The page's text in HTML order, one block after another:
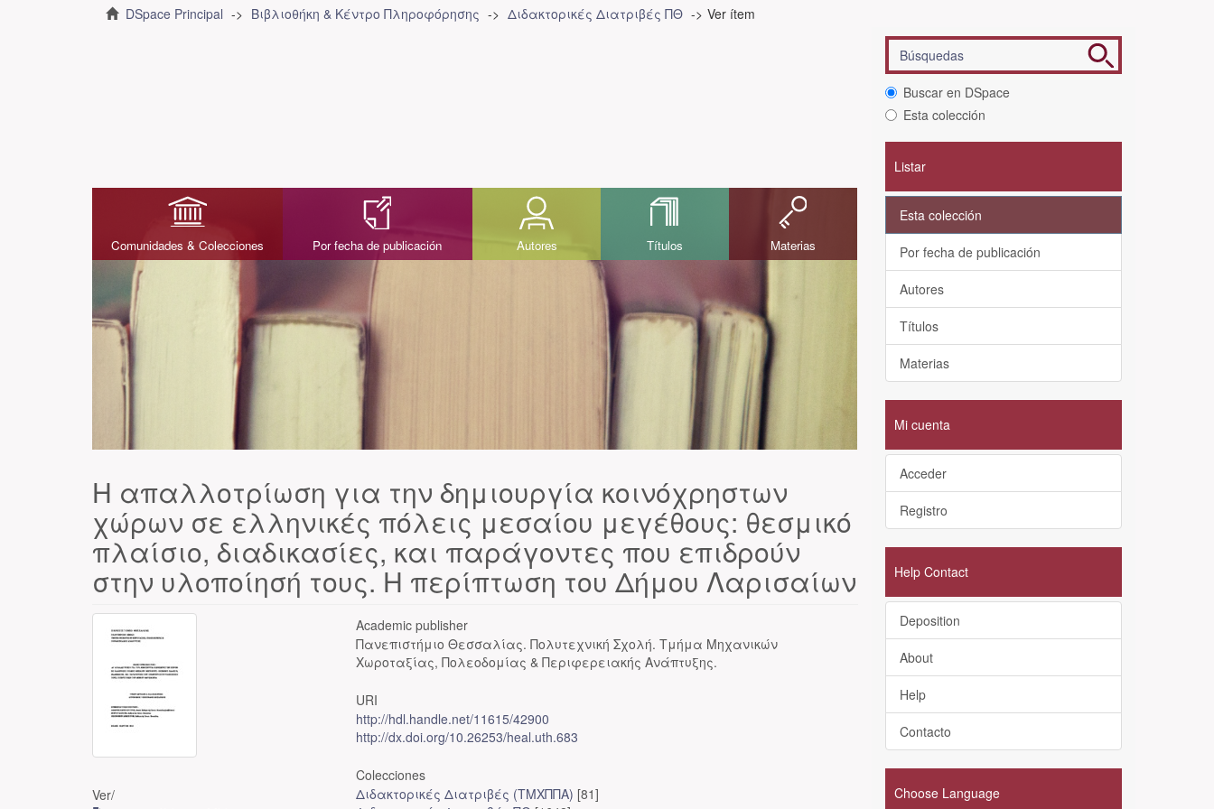
DSpace Principal Βιβλιοθήκη & Κέντρο Πληροφόρησης Διδακτορικές Διατριβές ΠΘ Ver ítem
Comunidades & Colecciones Por fecha de publicación Autores Títulos Materias
Η απαλλοτρίωση για την δημιουργία κοινόχρηστων
χώρων σε ελληνικές πόλεις μεσαίου μεγέθους: θεσμικό
πλαίσιο, διαδικασίες, και παράγοντες που επιδρούν
στην υλοποίησή τους. Η περίπτωση του Δήμου Λαρισαίων
Ver/
Academic publisher
Πανεπιστήμιο Θεσσαλίας. Πολυτεχνική Σχολή. Τμήμα Μηχανικών
Χωροταξίας, Πολεοδομίας & Περιφερειακής Ανάπτυξης.
URI
http://hdl.handle.net/11615/42900
http://dx.doi.org/10.26253/heal.uth.683
Colecciones
Διδακτορικές Διατριβές (ΤΜΧΠΠΑ) [81]
Buscar en DSpace
Esta colección
Listar
Esta colección
Por fecha de publicación
Autores
Títulos
Materias
Mi cuenta
Acceder
Registro
Help Contact
Deposition
About
Help
Contacto
Choose Language